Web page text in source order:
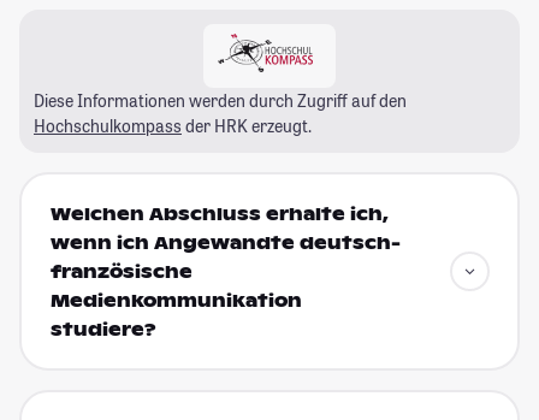
Diese Informationen werden durch Zugriff auf den
Hochschulkompass der HRK erzeugt.
Welchen Abschluss erhalte ich,
wenn ich Angewandte deutsch-
französische
Medienkommunikation
studiere?